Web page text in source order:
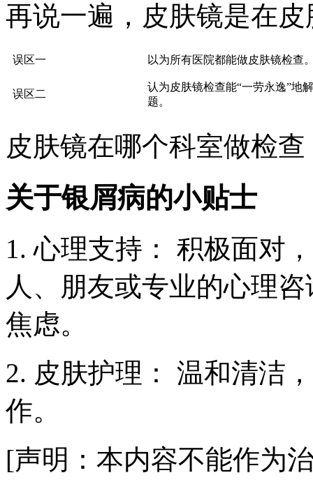
再说一遍，皮肤镜是在
误区一 以为所有医院都能做皮肤镜检查
误区二
认为皮肤镜检查能“一劳永逸”地
题。
皮肤镜在哪个科室做检
关于银屑病的小贴士
1. 心理支持： 积极面对
人、朋友或专业的心理
焦虑。
2. 皮肤护理： 温和清洁
作。
[声明：本内容不能作为